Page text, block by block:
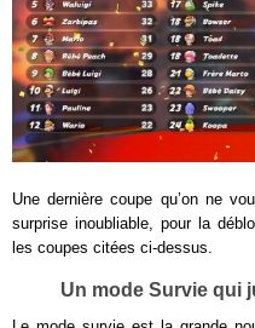
Une dernière coupe qu’on ne
surprise inoubliable, pour la
les coupes citées ci-dessus.
Un mode Survie qui